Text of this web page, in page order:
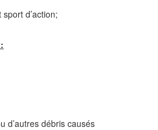
d’action;
d’autres débris causés